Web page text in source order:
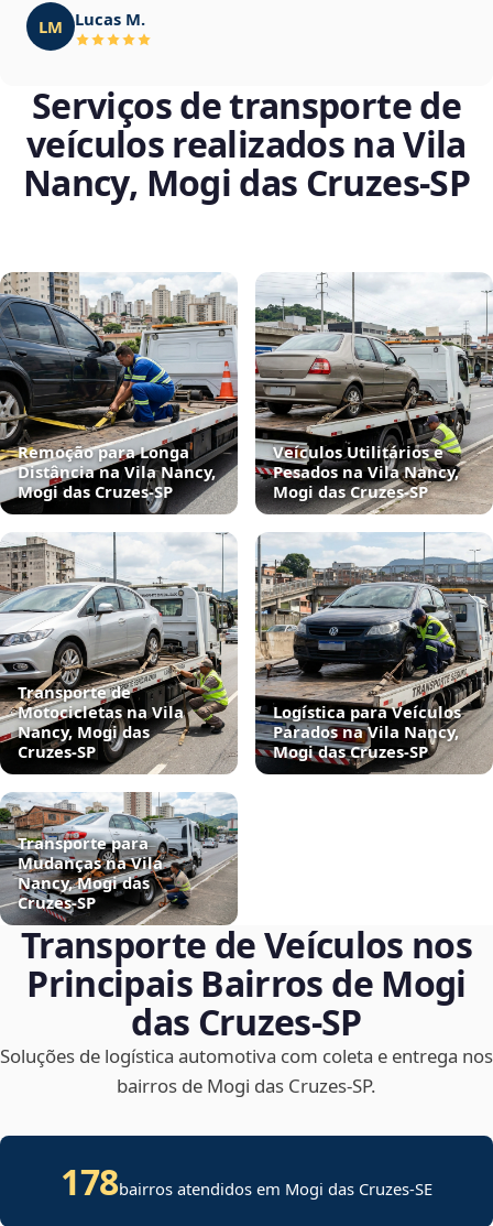
LM Lucas M.
Serviços de transporte de
veículos realizados na Vila
Nancy, Mogi das Cruzes‑SP
Remoção para Longa
Distância na Vila Nancy,
Mogi das Cruzes‑SP
Veículos Utilitários e
Pesados na Vila Nancy,
Mogi das Cruzes‑SP
Transporte de
Motocicletas na Vila
Nancy, Mogi das
Cruzes‑SP
Logística para Veículos
Parados na Vila Nancy,
Mogi das Cruzes‑SP
Transporte para
Mudanças na Vila
Nancy, Mogi das
Cruzes‑SP
Transporte de Veículos nos
Principais Bairros de Mogi
das Cruzes‑SP
Soluções de logística automotiva com coleta e entrega nos
bairros de Mogi das Cruzes‑SP.
178bairros atendidos em Mogi das Cruzes-SE